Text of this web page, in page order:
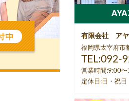
有限会社 アヤ
福岡県太宰府市
TEL:092-
営業時間:9:00
定休日:日・祝日